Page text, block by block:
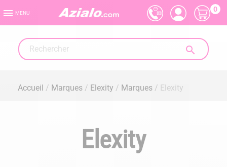
 MENU

0
Accueil Marques Elexity Marques Elexity
Elexity